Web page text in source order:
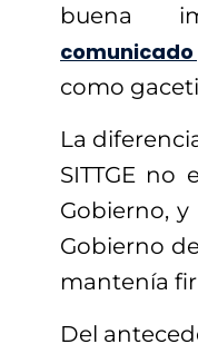
buena
como
La
SITTGE
Gobierno,
Gobierno
mantenía
Del